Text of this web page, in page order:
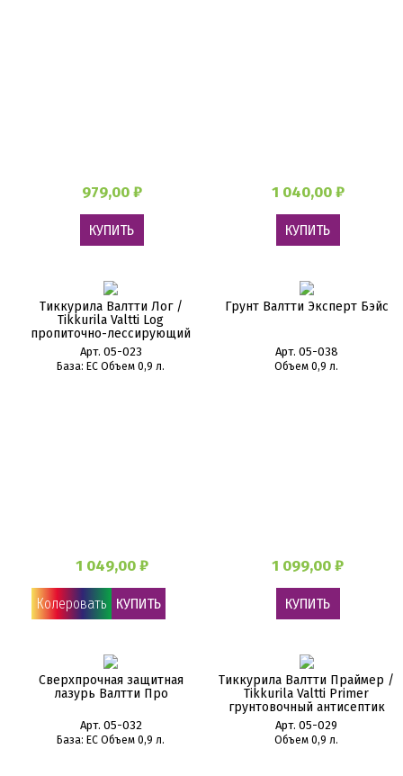
979,00 ₽
КУПИТЬ
1 040,00 ₽
КУПИТЬ
Тиккурила Валтти Лог /
Tikkurila Valtti Log
пропиточно-лессирующий
антисептик для дерева
Арт. 05-023
База: EC Объем 0,9 л.
1 049,00 ₽
Колеровать КУПИТЬ
Грунт Валтти Эксперт Бэйс
Арт. 05-038
Объем 0,9 л.
1 099,00 ₽
КУПИТЬ
Сверхпрочная защитная
лазурь Валтти Про
Арт. 05-032
База: EC Объем 0,9 л.
Тиккурила Валтти Праймер /
Tikkurila Valtti Primer
грунтовочный антисептик
Арт. 05-029
Объем 0,9 л.